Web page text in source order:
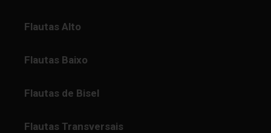
Flautas Alto
Flautas Baixo
Flautas de Bisel
Flautas Transversais